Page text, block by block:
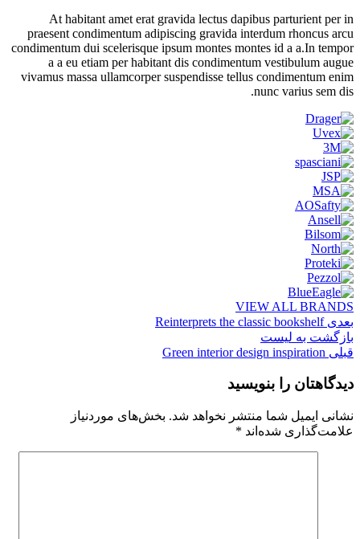
At habitant amet erat gravida lectus dapibus parturient per in
praesent condimentum adipiscing gravida interdum rhoncus arcu
condimentum dui scelerisque ipsum montes montes id a a.In tempor
a a eu etiam per habitant dis condimentum vestibulum augue
vivamus massa ullamcorper suspendisse tellus condimentum enim
nunc varius sem dis.
VIEW ALL BRANDS
بعدی Reinterprets the classic bookshelf
بازگشت به لیست
قبلی Green interior design inspiration
دیدگاهتان را بنویسید
نشانی ایمیل شما منتشر نخواهد شد. بخش‌های موردنیاز
علامت‌گذاری شده‌اند *